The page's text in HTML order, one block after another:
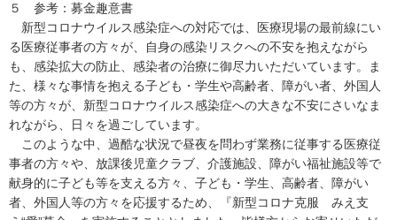
５ 参考：募金趣意書
新型コロナウイルス感染症への対応では、医療現場の最前線にい
る医療従事者の方々が、自身の感染リスクへの不安を抱えながら
も、感染拡大の防止、感染者の治療に御尽力いただいています。ま
た、様々な事情を抱える子ども・学生や高齢者、障がい者、外国人
等の方々が、新型コロナウイルス感染症への大きな不安にさいなま
れながら、日々を過ごしています。
このような中、過酷な状況で昼夜を問わず業務に従事する医療従
事者の方々や、放課後児童クラブ、介護施設、障がい福祉施設等で
献身的に子ども等を支える方々、子ども・学生、高齢者、障がい
者、外国人等の方々を応援するため、『新型コロナ克服 みえ支